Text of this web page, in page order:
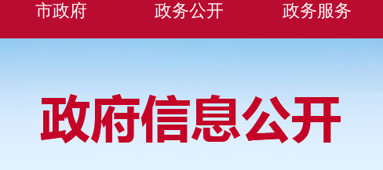
市政府 政务公开 政务服务